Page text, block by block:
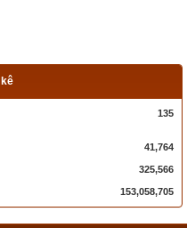
135
153,058,705